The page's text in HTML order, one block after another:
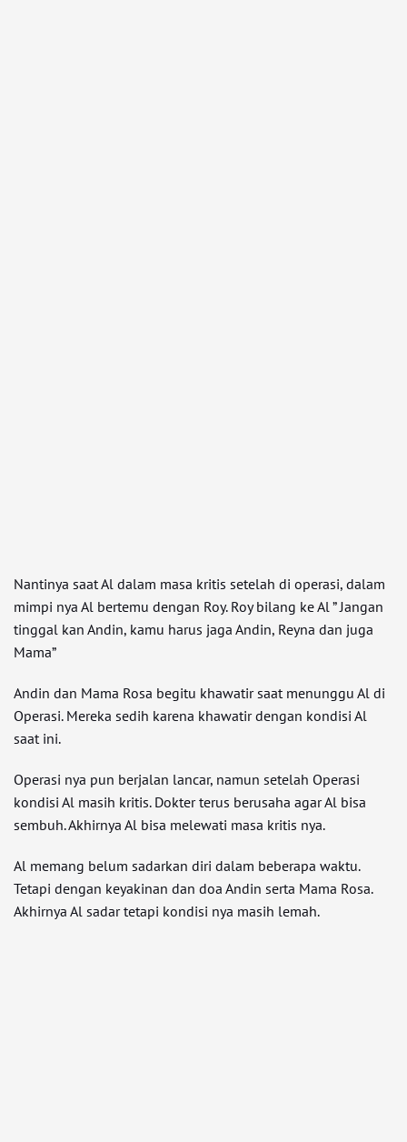
Nantinya saat Al dalam masa kritis setelah di operasi, dalam
mimpi nya Al bertemu dengan Roy. Roy bilang ke Al ” Jangan
tinggal kan Andin, kamu harus jaga Andin, Reyna dan juga
Mama”
Andin dan Mama Rosa begitu khawatir saat menunggu Al di
Operasi. Mereka sedih karena khawatir dengan kondisi Al
saat ini.
Operasi nya pun berjalan lancar, namun setelah Operasi
kondisi Al masih kritis. Dokter terus berusaha agar Al bisa
sembuh. Akhirnya Al bisa melewati masa kritis nya.
Al memang belum sadarkan diri dalam beberapa waktu.
Tetapi dengan keyakinan dan doa Andin serta Mama Rosa.
Akhirnya Al sadar tetapi kondisi nya masih lemah.